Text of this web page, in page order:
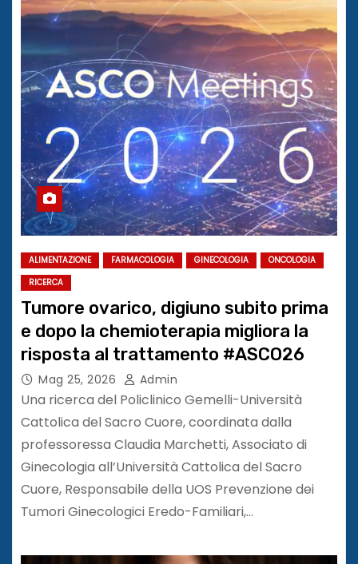
ALIMENTAZIONE FARMACOLOGIA GINECOLOGIA
ONCOLOGIA
RICERCA
Tumore ovarico, digiuno subito prima
e dopo la chemioterapia migliora la
risposta al trattamento #ASCO26
Mag 25, 2026 Admin
Una ricerca del Policlinico Gemelli-Università
Cattolica del Sacro Cuore, coordinata dalla
professoressa Claudia Marchetti, Associato di
Ginecologia all’Università Cattolica del Sacro
Cuore, Responsabile della UOS Prevenzione dei
Tumori Ginecologici Eredo-Familiari,…